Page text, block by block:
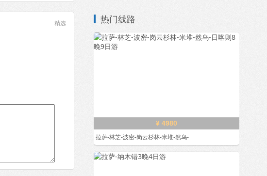
精选 热门线路
¥ 4980
拉萨-林芝-波密-岗云杉林-米堆-然乌-